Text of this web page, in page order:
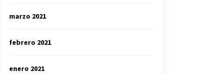
marzo 2021
febrero 2021
enero 2021